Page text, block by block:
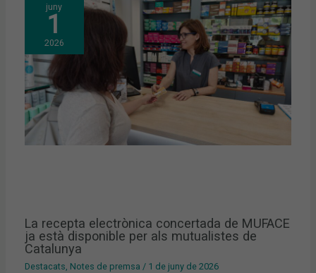
juny
1
2026
La recepta electrònica concertada de MUFACE
ja està disponible per als mutualistes de
Catalunya
Destacats, Notes de premsa / 1 de juny de 2026